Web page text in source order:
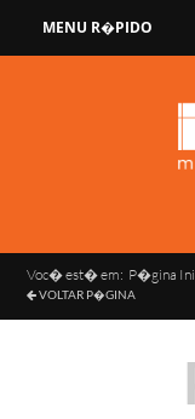
MENU R�PIDO
Voc� est� em: P�gina
VOLTAR P�GINA